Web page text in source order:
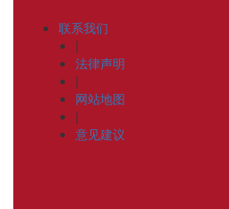
联系我们
|
法律声明
|
网站地图
|
意见建议